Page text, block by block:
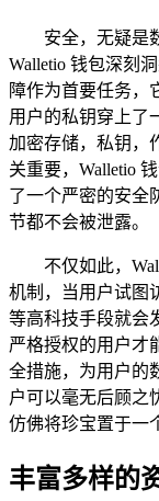
安全，无疑是
Walletio 钱包深刻
障作为首要任务，
用户的私钥穿上了
加密存储，私钥，
关重要，Walletio
了一个严密的安全
节都不会被泄露。
不仅如此，
机制，当用户试图
等高科技手段就会
严格授权的用户才
全措施，为用户的
户可以毫无后顾之
仿佛将珍宝置于一
丰富多样的